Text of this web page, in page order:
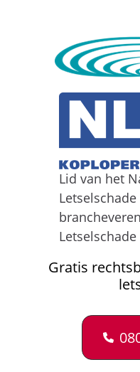
Lid van het
Letselschade
Gratis